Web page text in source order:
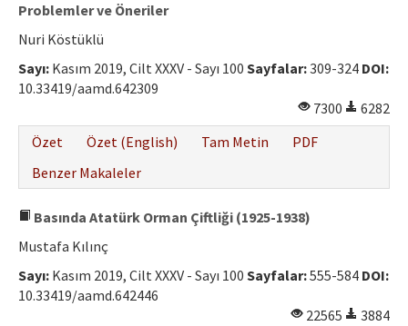
Problemler ve Öneriler
Nuri Köstüklü
Sayı: Kasım 2019, Cilt XXXV - Sayı 100 Sayfalar:309-324 DOI:
10.33419/aamd.642309
7300
6282
Özet
Özet (English) Tam Metin
PDF
Benzer Makaleler
Basında Atatürk Orman Çiftliği (1925-1938)
Mustafa Kılınç
Sayı: Kasım 2019, Cilt XXXV - Sayı 100 Sayfalar:555-584 DOI:
10.33419/aamd.642446
22565
3884